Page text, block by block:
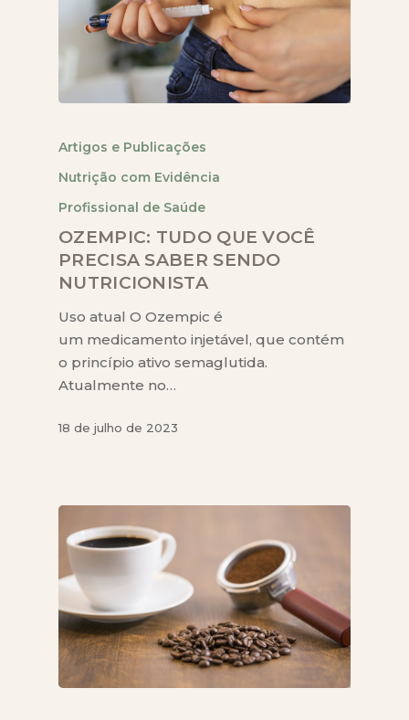
Artigos e Publicações
Nutrição com Evidência
Profissional de Saúde
OZEMPIC: TUDO QUE VOCÊ
PRECISA SABER SENDO
NUTRICIONISTA
Uso atual O Ozempic é
um medicamento injetável, que contém
o princípio ativo semaglutida.
Atualmente no…
18 de julho de 2023